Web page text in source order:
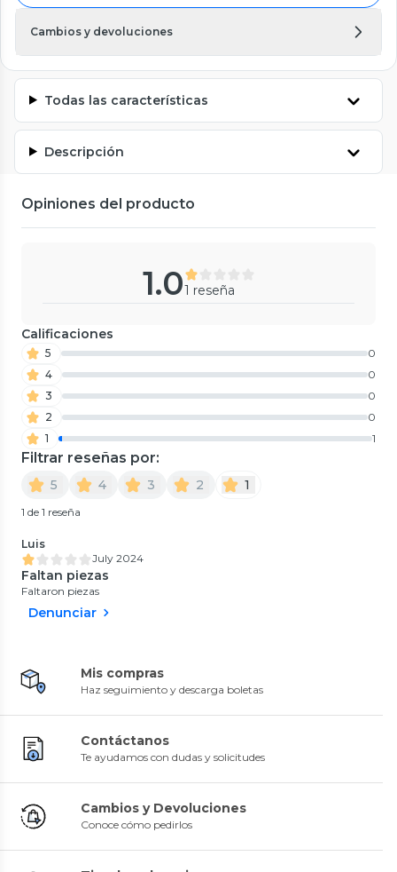
Cambios y devoluciones
Todas las características
Descripción
Opiniones del producto
1.01 reseña
Calificaciones
5
0
4
0
3
0
2
0
1
1
Filtrar reseñas por:
5 4 3 2 1
1 de 1 reseña
Luis
July 2024
Faltan piezas
Faltaron piezas
Denunciar
Mis compras
Haz seguimiento y descarga boletas
Contáctanos
Te ayudamos con dudas y solicitudes
Cambios y Devoluciones
Conoce cómo pedirlos